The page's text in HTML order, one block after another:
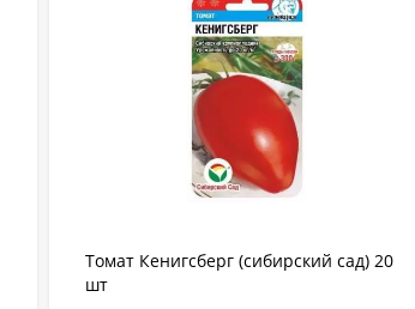
Томат Кенигсберг (сибирский сад) 20
шт